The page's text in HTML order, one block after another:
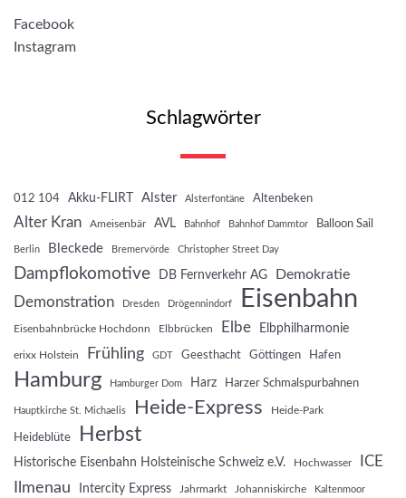
Facebook
Instagram
Schlagwörter
012 104 Akku-FLIRT Alster Alsterfontäne Altenbeken
Alter Kran Ameisenbär AVL Bahnhof Bahnhof Dammtor Balloon Sail
Berlin Bleckede Bremervörde Christopher Street Day
Dampflokomotive DB Fernverkehr AG Demokratie
Demonstration Dresden Drögennindorf Eisenbahn
Eisenbahnbrücke Hochdonn Elbbrücken Elbe Elbphilharmonie
erixx Holstein Frühling GDT Geesthacht Göttingen Hafen
Hamburg Hamburger Dom Harz Harzer Schmalspurbahnen
Hauptkirche St. Michaelis Heide-Express Heide-Park
Heideblüte Herbst
Historische Eisenbahn Holsteinische Schweiz e.V. Hochwasser ICE
Ilmenau Intercity Express Jahrmarkt Johanniskirche Kaltenmoor